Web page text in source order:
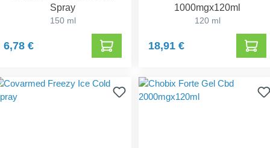
Spray
150 ml
6,78 €
1000mgx120ml
120 ml
18,91 €